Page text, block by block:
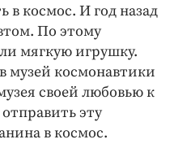
в космос. И год назад
По этому
мягкую игрушку.
музей космонавтики
своей любовью к
эту
в космос.